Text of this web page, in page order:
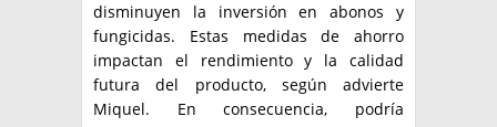
disminuyen la inversión en abonos y
fungicidas. Estas medidas de ahorro
impactan el rendimiento y la calidad
futura del producto, según advierte
Miquel. En consecuencia, podría